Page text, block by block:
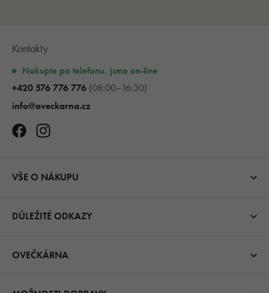
Kontakty
Nakupte po telefonu, jsme on-line
+420 576 776 776 (08:00–16:30)
info@oveckarna.cz
VŠE O NÁKUPU
DŮLEŽITÉ ODKAZY
OVEČKÁRNA